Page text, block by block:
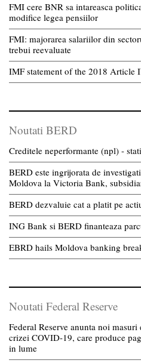
FMI cere BNR sa intareasca
modifice legea pensiilor
FMI: majorarea salariilor din
trebui reevaluate
IMF statement of the 2018 Article
Noutati BERD
Creditele neperformante (npl) -
BERD este ingrijorata de
Moldova la Victoria Bank,
BERD dezvaluie cat a platit pe
ING Bank si BERD finanteaza
EBRD hails Moldova banking
Noutati Federal Reserve
Federal Reserve anunta noi
crizei COVID-19, care produce
in lume